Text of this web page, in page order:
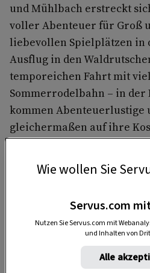
und Mühlbach erstreckt
voller Abenteuer für Groß
liebevollen Spielplätzen in
Ausflug in den
temporeichen Fahrt mit
Sommerrodelbahn – in der
kommen Abenteuerlustige
gleichermaßen auf ihre
Wenn man direkt vom
gondelt, gelangt man in
hinein in die
Region. Neben dem
seiner Aussichtsplattform
Wie wollen Sie
Servus.com
Nutzen Sie Servus.com mit
und Inhalten von
Alle